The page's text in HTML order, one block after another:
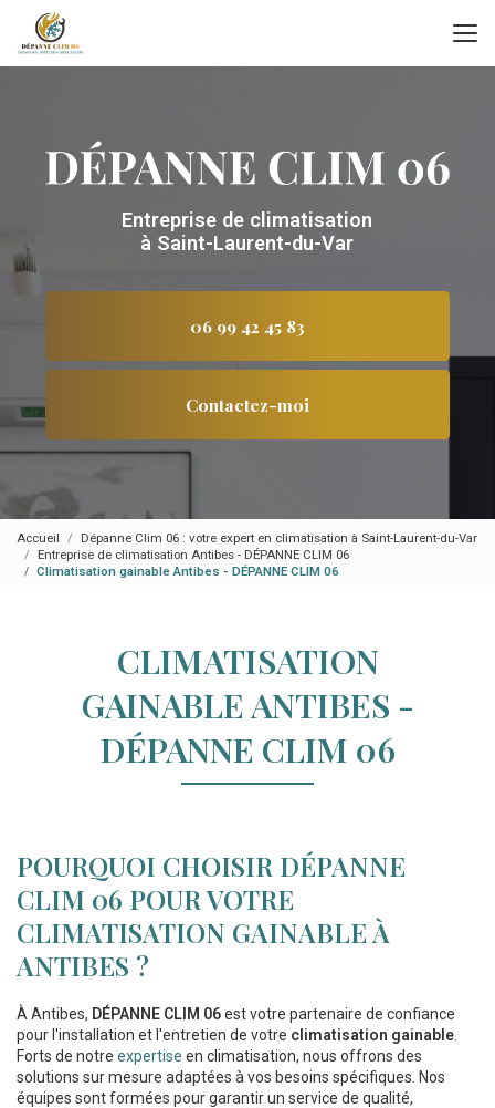
contenu
Entreprise de climatisation
à Saint-Laurent-du-Var
06 99 42 45 83
Contactez-moi
Accueil
Dépanne Clim 06 : votre expert en climatisation à Saint-Laurent-du-Var
Entreprise de climatisation Antibes - DÉPANNE CLIM 06
Climatisation gainable Antibes - DÉPANNE CLIM 06
CLIMATISATION
GAINABLE ANTIBES -
DÉPANNE CLIM 06
POURQUOI CHOISIR DÉPANNE
CLIM 06 POUR VOTRE
CLIMATISATION GAINABLE À
ANTIBES ?
À Antibes, DÉPANNE CLIM 06est votre partenaire de confiance
pour l'installation et l'entretien de votre climatisation gainable
Forts de notre expertise en climatisation, nous offrons des
solutions sur mesure adaptées à vos besoins spécifiques. Nos
équipes sont formées pour garantir un service de qualité,